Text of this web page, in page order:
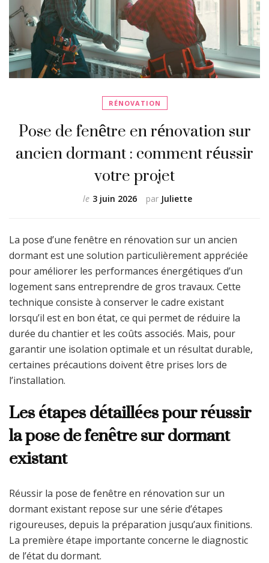
RÉNOVATION
Pose de fenêtre en rénovation sur
ancien dormant : comment réussir
votre projet
par Juliette
le 3 juin 2026
La pose d’une fenêtre en rénovation sur un ancien
dormant est une solution particulièrement appréciée
pour améliorer les performances énergétiques d’un
logement sans entreprendre de gros travaux. Cette
technique consiste à conserver le cadre existant
lorsqu’il est en bon état, ce qui permet de réduire la
durée du chantier et les coûts associés. Mais, pour
garantir une isolation optimale et un résultat durable,
certaines précautions doivent être prises lors de
l’installation.
Les étapes détaillées pour réussir
la pose de fenêtre sur dormant
existant
Réussir la pose de fenêtre en rénovation sur un
dormant existant repose sur une série d’étapes
rigoureuses, depuis la préparation jusqu’aux finitions.
La première étape importante concerne le diagnostic
de l’état du dormant.